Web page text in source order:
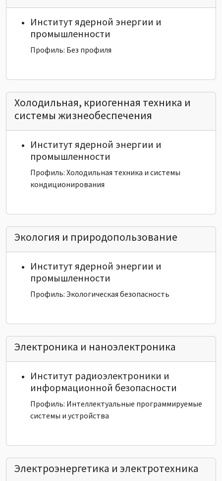
Институт ядерной энергии и
промышленности
Профиль: Без профиля
Холодильная, криогенная техника и
системы жизнеобеспечения
Институт ядерной энергии и
промышленности
Профиль: Холодильная техника и системы
кондиционирования
Экология и природопользование
Институт ядерной энергии и
промышленности
Профиль: Экологическая безопасность
Электроника и наноэлектроника
Институт радиоэлектроники и
информационной безопасности
Профиль: Интеллектуальные программируемые
системы и устройства
Электроэнергетика и электротехника